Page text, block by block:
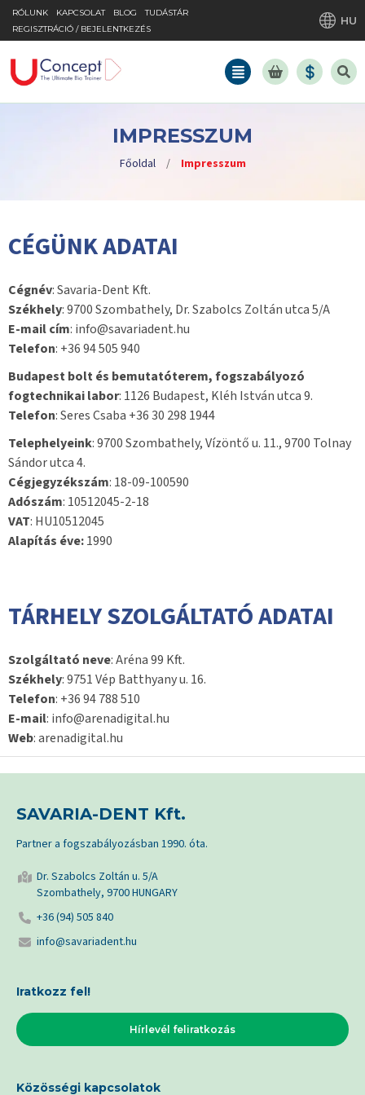
RÓLUNK KAPCSOLAT BLOG
TUDÁSTÁR
REGISZTRÁCIÓ / BEJELENTKEZÉS
HU
IMPRESSZUM
Főoldal / Impresszum
CÉGÜNK ADATAI
Cégnév: Savaria-Dent Kft.
Székhely: 9700 Szombathely, Dr. Szabolcs Zoltán utca 5/A
E-mail cím: info@savariadent.hu
Telefon: +36 94 505 940
Budapest bolt és bemutatóterem, fogszabályozó
fogtechnikai labor: 1126 Budapest, Kléh István utca 9.
Telefon: Seres Csaba +36 30 298 1944
Telephelyeink: 9700 Szombathely, Vízöntő u. 11., 9700 Tolnay
Sándor utca 4.
Cégjegyzékszám: 18-09-100590
Adószám: 10512045-2-18
VAT: HU10512045
Alapítás éve:1990
TÁRHELY SZOLGÁLTATÓ ADATAI
Szolgáltató neve: Aréna 99 Kft.
Székhely: 9751 Vép Batthyany u. 16.
Telefon: +36 94 788 510
E-mail: info@arenadigital.hu
Web: arenadigital.hu
SAVARIA-DENT Kft.
Partner a fogszabályozásban 1990. óta.
Dr. Szabolcs Zoltán u. 5/A
Szombathely, 9700 HUNGARY
+36 (94) 505 840
info@savariadent.hu
Iratkozz fel!
Hírlevél feliratkozás
Közösségi kapcsolatok